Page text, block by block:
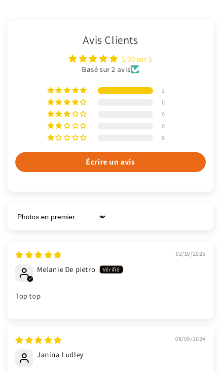
Avis Clients
5.00 sur 5
Basé sur 2 avis
2
0
0
0
0
Écrire un avis
Sort by
02/10/2025
Melanie De pietro
Top top
08/09/2024
Janina Ludley